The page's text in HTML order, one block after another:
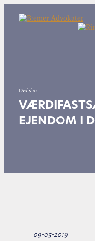
Dødsbo
EJENDOM I
09-05-2019